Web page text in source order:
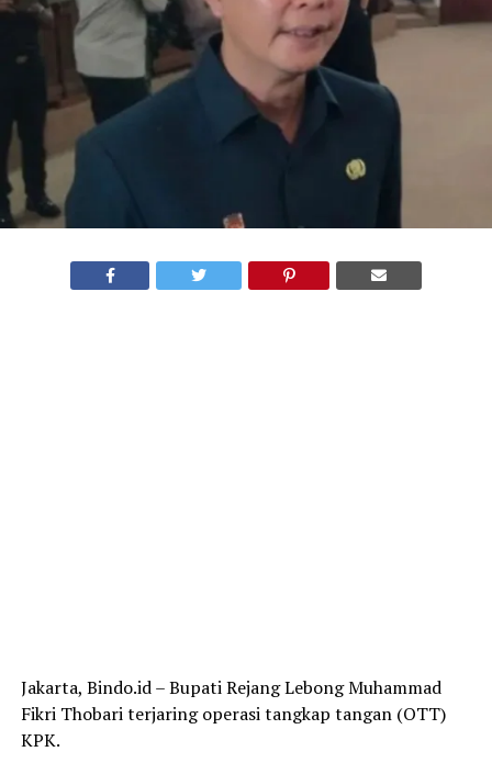
Jakarta, Bindo.id – Bupati Rejang Lebong Muhammad
Fikri Thobari terjaring operasi tangkap tangan (OTT)
KPK.